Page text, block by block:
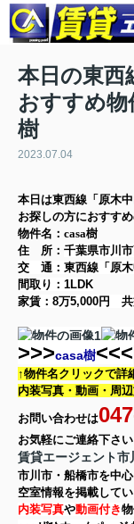
本日の東西
おすすめ
樹
2023.07.04
本日は東西線「原木
お探しの方におすす
物件名：casa樹
住 所： 千葉県市川
交 通：東西線「原
間取り： 1LDK
家賃： 8万5,000円 共
>>>casa樹<<<
↑物件名クリックで詳
内装写真・動画・ 周
お問い合わせは
お気軽にご連絡下さい
賃貸エージェント
市川市・船橋市を中
空室情報を掲載してい
内装写真や動画付き